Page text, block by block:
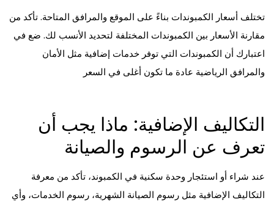
تختلف أسعار الكمبوندات بناءً على الموقع والمرافق المتاحة. تأكد من
مقارنة الأسعار بين الكمبوندات المختلفة لتحديد الأنسب لك. ضع في
اعتبارك أن الكمبوندات التي توفر خدمات إضافية مثل الأمان
والمرافق الرياضية عادة ما تكون أغلى في السعر
التكاليف الإضافية: ماذا يجب أن
تعرف عن الرسوم والصيانة
عند شراء أو استئجار وحدة سكنية في الكمبوند، تأكد من معرفة
التكاليف الإضافية مثل رسوم الصيانة الشهرية، رسوم الخدمات، وأي